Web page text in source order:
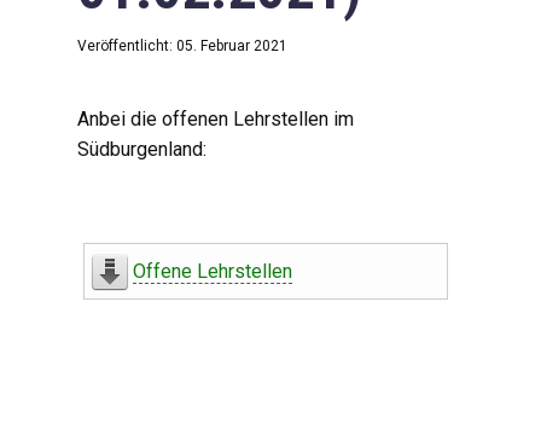
Veröffentlicht: 05. Februar 2021
Anbei die offenen Lehrstellen im
Südburgenland:
Offene Lehrstellen